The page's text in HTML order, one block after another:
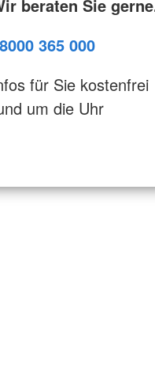
beraten Sie
365 000
für Sie kostenfrei
um die Uhr